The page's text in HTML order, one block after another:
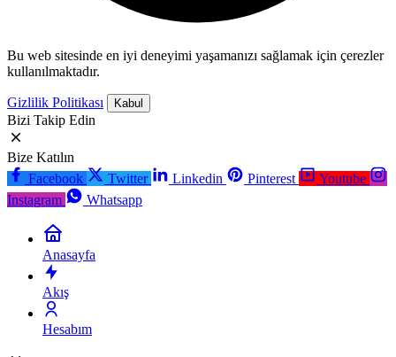
Bu web sitesinde en iyi deneyimi yaşamanızı sağlamak için çerezler
kullanılmaktadır.
Gizlilik Politikası Kabul
Bizi Takip Edin
Bize Katılın
Facebook
Twitter Linkedin Pinterest
Youtube
Instagram
Whatsapp
Anasayfa
Akış
Hesabım